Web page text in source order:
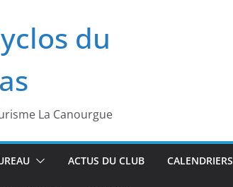
du
La Canourgue
ACTUS DU CLUB CALENDRIERS